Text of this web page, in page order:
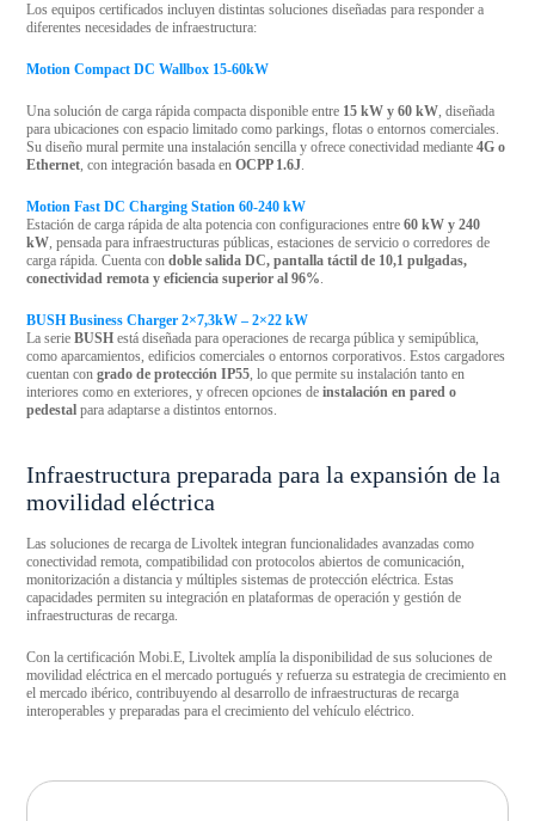
Los equipos certificados incluyen distintas soluciones diseñadas para responder a
diferentes necesidades de infraestructura:
Motion Compact DC Wallbox 15-60kW
Una solución de carga rápida compacta disponible entre 15 kW y 60 kW, diseñada
para ubicaciones con espacio limitado como parkings, flotas o entornos comerciales.
Su diseño mural permite una instalación sencilla y ofrece conectividad mediante4G o
Ethernet, con integración basada enOCPP 1.6J.
Motion Fast DC Charging Station 60-240 kW
Estación de carga rápida de alta potencia con configuraciones entre60 kW y 240
kW, pensada para infraestructuras públicas, estaciones de servicio o corredores de
carga rápida. Cuenta condoble salida DC, pantalla táctil de 10,1 pulgadas,
conectividad remota y eficiencia superior al 96%.
BUSH Business Charger 2×7,3kW – 2×22 kW
La serieBUSH está diseñada para operaciones de recarga pública y semipública,
como aparcamientos, edificios comerciales o entornos corporativos. Estos cargadores
cuentan congrado de protección IP55, lo que permite su instalación tanto en
interiores como en exteriores, y ofrecen opciones deinstalación en pared o
pedestal para adaptarse a distintos entornos.
Infraestructura preparada para la expansión de la
movilidad eléctrica
Las soluciones de recarga de Livoltek integran funcionalidades avanzadas como
conectividad remota, compatibilidad con protocolos abiertos de comunicación,
monitorización a distancia y múltiples sistemas de protección eléctrica. Estas
capacidades permiten su integración en plataformas de operación y gestión de
infraestructuras de recarga.
Con la certificación Mobi.E, Livoltek amplía la disponibilidad de sus soluciones de
movilidad eléctrica en el mercado portugués y refuerza su estrategia de crecimiento en
el mercado ibérico, contribuyendo al desarrollo de infraestructuras de recarga
interoperables y preparadas para el crecimiento del vehículo eléctrico.